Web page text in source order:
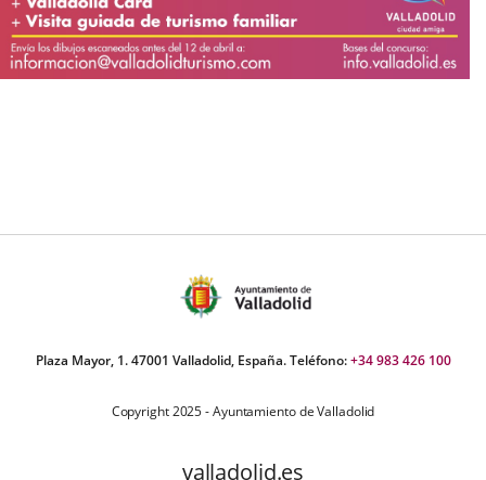
Plaza Mayor, 1. 47001 Valladolid, España. Teléfono:+34 983 426 100
Copyright 2025 - Ayuntamiento de Valladolid
valladolid.es